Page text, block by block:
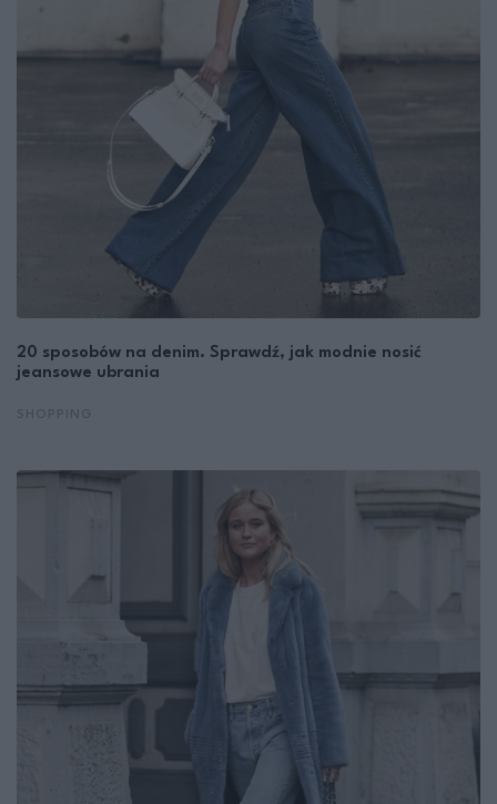
20 sposobów na denim. Sprawdź, jak modnie nosić
jeansowe ubrania